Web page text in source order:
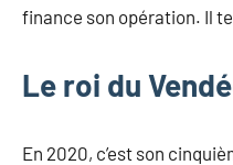
finance son opération. Il
Le roi du
En 2020, c’est son